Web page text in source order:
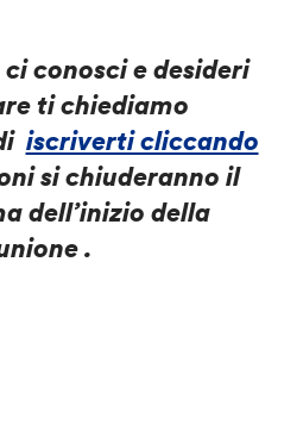
conosci e desideri
ti chiediamo
iscriverti cliccando
si chiuderanno il
dell’inizio della
.